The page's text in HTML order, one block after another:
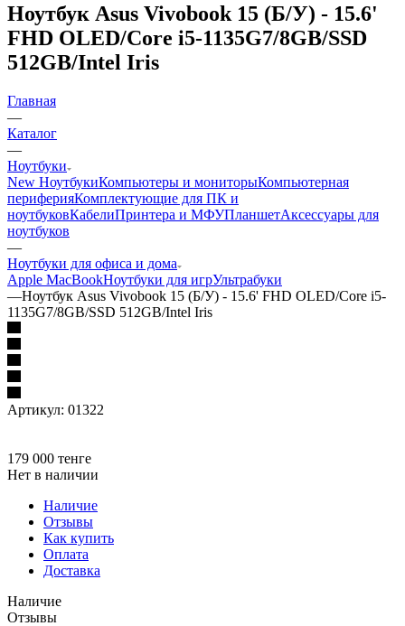
Ноутбук Asus Vivobook 15 (Б/У) - 15.6'
FHD OLED/Core i5-1135G7/8GB/SSD
512GB/Intel Iris
Главная
—
Каталог
—
Ноутбуки
New НоутбукиКомпьютеры и мониторыКомпьютерная
периферияКомплектующие для ПК и
ноутбуковКабелиПринтера и МФУПланшетАксессуары для
ноутбуков
—
Ноутбуки для офиса и дома
Apple MacBookНоутбуки для игрУльтрабуки
—Ноутбук Asus Vivobook 15 (Б/У) - 15.6' FHD OLED/Core i5-
1135G7/8GB/SSD 512GB/Intel Iris
Артикул: 01322
179 000 тенге
Нет в наличии
Наличие
Отзывы
Как купить
Оплата
Доставка
Наличие
Отзывы